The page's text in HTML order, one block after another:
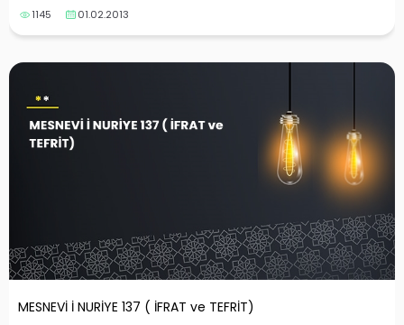
1145 01.02.2013
MESNEVİ İ NURİYE 137 ( İFRAT ve TEFRİT)